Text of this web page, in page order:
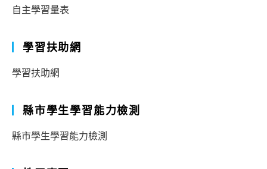
自主學習量表
學習扶助網
學習扶助網
縣市學生學習能力檢測
縣市學生學習能力檢測